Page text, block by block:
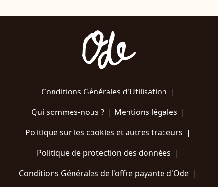
Conditions Générales d'Utilisation |
Qui sommes-nous ?| Mentions légales |
Politique sur les cookies et autres traceurs |
Politique de protection des données |
Conditions Générales de l'offre payante d'Ode |